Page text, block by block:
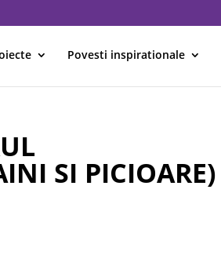
Povesti inspirationale
SI PICIOARE)